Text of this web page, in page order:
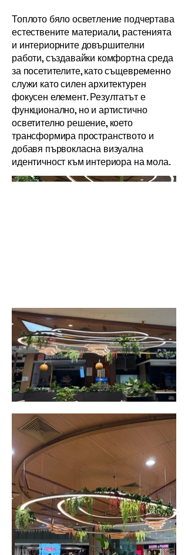
Топлото бяло осветление подчертава
естествените материали, растенията
и интериорните довършителни
работи, създавайки комфортна среда
за посетителите, като същевременно
служи като силен архитектурен
фокусен елемент. Резултатът е
функционално, но и артистично
осветително решение, което
трансформира пространството и
добавя първокласна визуална
идентичност към интериора на мола.